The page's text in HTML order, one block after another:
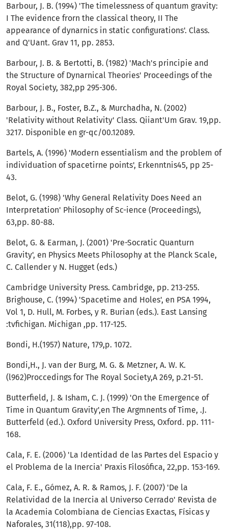
Barbour, J. B. (1994) 'The timelessness of quantum gravity:
I The evidence frorn the classical theory, II The
appearance of dynarnics in static configurations'. Class.
and Q'Uant. Grav 11, pp. 2853.
Barbour, J. B. & Bertotti, B. (1982) 'Mach's principie and
the Structure of Dynarnical Theories' Proceedings of the
Royal Society, 382,pp 295-306.
Barbour, J. B., Foster, B.Z., & Murchadha, N. (2002)
'Relativity without Relativity' Class. Qiian­t'Um Grav. 19,pp.
3217. Disponible en gr-qc/00.12089.
Bartels, A. (1996) 'Modern essentialism and the problem of
individuation of spacetirne points', Erken­ntnis45, pp 25-
43.
Belot, G. (1998) 'Why General Relativity Does Need an
Interpretation' Philosophy of Sc-ience (Proceed­ings),
63,pp. 80-88.
Belot, G. & Earman, J. (2001) 'Pre-Socratic Quanturn
Gravity', en Physics Meets Philosophy at the Planck Scale,
C. Callender y N. Hugget (eds.)
Cambridge University Press. Cambridge, pp. 213-255.
Brighouse, C. (1994) 'Spacetime and Holes', en PSA 1994,
Vol 1, D. Hull, M. Forbes, y R. Burian (eds.). East Lansing
:tvfichigan. Michigan ,pp. 117-125.
Bondi, H.(1957) Nature, 179,p. 1072.
Bondi,H., J. van der Burg, M. G. & Metzner, A. W. K.
(l962)Proccedings for The Royal Soci­ety,A 269, p.21-51.
Butterfield, J. & Isham, C. J. (1999) 'On the Emergence of
Time in Quantum Gravity',en The Ar­gmnents of Time, .J.
Butterfeld (ed.). Oxford Univer­sity Press, Oxford. pp. 111-
168.
Cala, F. E. (2006) 'La Identidad de las Partes del Espacio y
el Problema de la Inercia' Praxis Filosófica, 22,pp. 153-169.
Cala, F. E., Gómez, A. R. & Ramos, J. F. (2007) 'De la
Relatividad de la Inercia al Univer­so Cerrado' Revista de
la Academia Colombiana de Ciencias Exactas, Físicas y
Naforales, 31(118),pp. 97-108.